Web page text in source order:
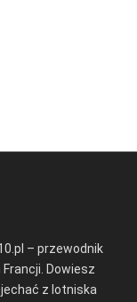
– przewodnik
Dowiesz
z lotniska